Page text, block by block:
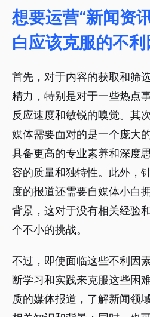
想要运营“新闻资
白应该克服的不
首先，对于内容的获取和筛
精力，特别是对于一些热点
反应速度和敏锐的嗅觉。其
媒体需要面对的是一个庞大
具备更高的专业素养和深度
容的质量和独特性。此外，
度的报道还需要自媒体小白
背景，这对于没有相关经验
个不小的挑战。
不过，即使面临这些不利因
断学习和实践来克服这些困
质的媒体报道，了解新闻领